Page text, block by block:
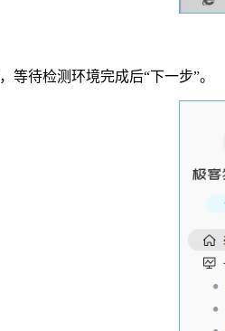
，等待检测环境完成后“下一步”。